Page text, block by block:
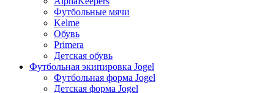
Футбольные мячи
Kelme
Обувь
Primera
Детская обувь
Футбольная экипировка Jogel
Футбольная форма Jogel
Детская форма Jogel